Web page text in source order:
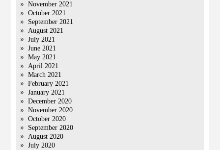
November 2021
October 2021
September 2021
August 2021
July 2021
June 2021
May 2021
April 2021
March 2021
February 2021
January 2021
December 2020
November 2020
October 2020
September 2020
August 2020
July 2020